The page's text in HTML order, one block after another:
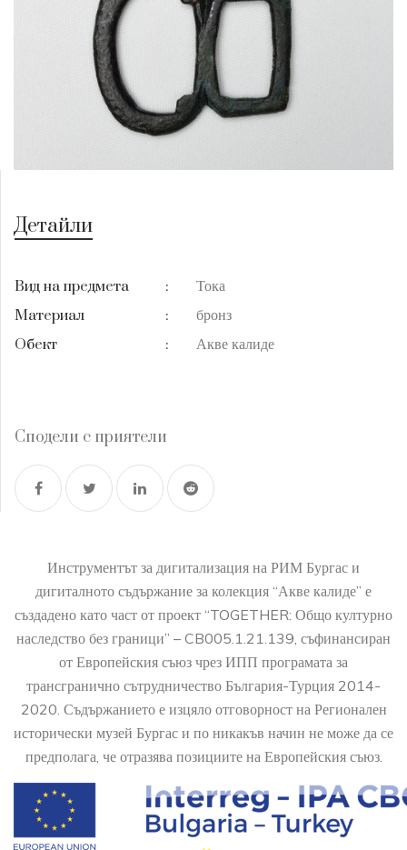
Детайли
Вид на предмета :
Тока
Материал
:
бронз
Обект
: Акве калиде
Сподели с приятели
Инструментът за дигитализация на РИМ Бургас и
дигиталното съдържание за колекция “Акве калиде” е
създадено като част от проект “TOGETHER: Общо културно
наследство без граници” – CB005.1.21.139, съфинансиран
от Европейския съюз чрез ИПП програмата за
трансгранично сътрудничество България-Турция 2014-
2020. Съдържанието е изцяло отговорност на Регионален
исторически музей Бургас и по никакъв начин не може да се
предполага, че отразява позициите на Европейския съюз.